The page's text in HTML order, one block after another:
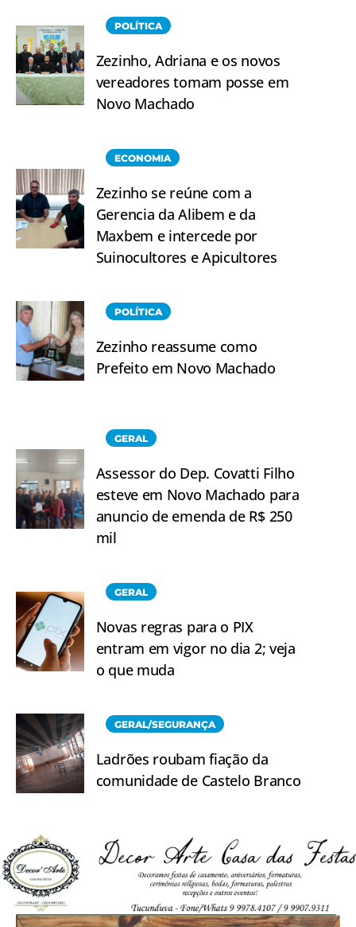
POLÍTICA
Zezinho, Adriana e os novos
vereadores tomam posse em
Novo Machado
ECONOMIA
Zezinho se reúne com a
Gerencia da Alibem e da
Maxbem e intercede por
Suinocultores e Apicultores
POLÍTICA
Zezinho reassume como
Prefeito em Novo Machado
GERAL
Assessor do Dep. Covatti Filho
esteve em Novo Machado para
anuncio de emenda de R$ 250
mil
GERAL
Novas regras para o PIX
entram em vigor no dia 2; veja
o que muda
GERAL/SEGURANÇA
Ladrões roubam fiação da
comunidade de Castelo Branco